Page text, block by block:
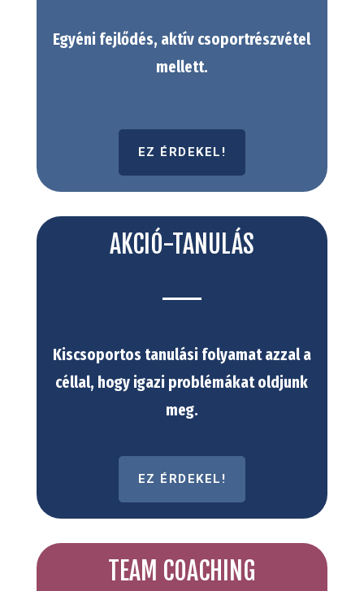
Egyéni fejlődés, aktív csoportrészvétel
mellett.
EZ ÉRDEKEL!
AKCIÓ-TANULÁS
Kiscsoportos tanulási folyamat azzal a
céllal, hogy igazi problémákat oldjunk
meg.
EZ ÉRDEKEL!
TEAM COACHING